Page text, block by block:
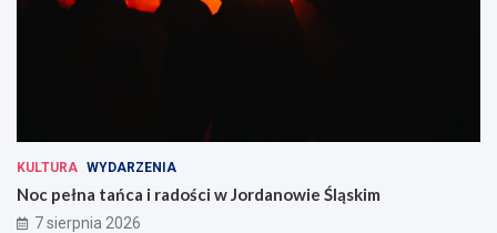
KULTURA WYDARZENIA
Noc pełna tańca i radości w Jordanowie Śląskim
7 sierpnia 2026